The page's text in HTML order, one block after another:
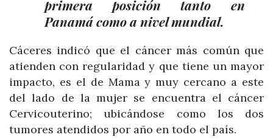
primera posición tanto en
Panamá como a nivel mundial.
Cáceres indicó que el cáncer más común que
atienden con regularidad y que tiene un mayor
impacto, es el de Mama y muy cercano a este
del lado de la mujer se encuentra el cáncer
Cervicouterino; ubicándose como los dos
tumores atendidos por año en todo el país.